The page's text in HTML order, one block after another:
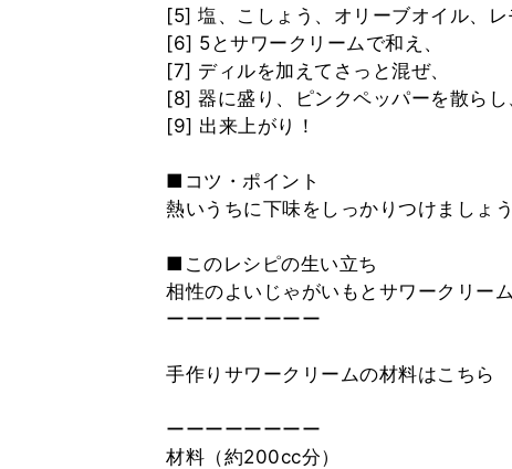
[5] 塩、こしょう、オリーブオイル、レ
[6] 5とサワークリームで和え、
[7] ディルを加えてさっと混ぜ、
[8] 器に盛り、ピンクペッパーを散らし
[9] 出来上がり！
■コツ・ポイント
熱いうちに下味をしっかりつけましょう
■このレシピの生い立ち
相性のよいじゃがいもとサワークリー
ーーーーーーーー
手作りサワークリームの材料はこちら
ーーーーーーーー
材料（約200cc分）